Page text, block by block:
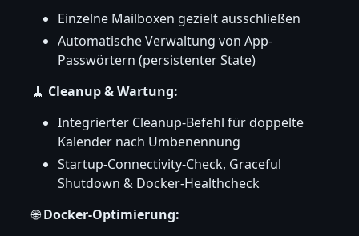
Einzelne Mailboxen gezielt ausschließen
Automatische Verwaltung von App-
Passwörtern (persistenter State)
🧹 Cleanup & Wartung:
Integrierter Cleanup-Befehl für doppelte
Kalender nach Umbenennung
Startup-Connectivity-Check, Graceful
Shutdown & Docker-Healthcheck
🌐 Docker-Optimierung: